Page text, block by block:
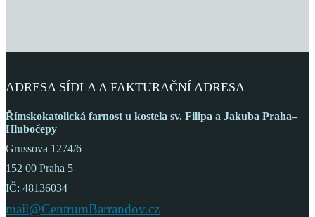
ADRESA SÍDLA A FAKTURAČNÍ ADRESA
Římskokatolická farnost u kostela sv. Filipa a Jakuba Praha–
Hlubočepy
Grussova 1274/6
152 00 Praha 5
IČ: 48136034
mail@CentrumBarrandov.cz